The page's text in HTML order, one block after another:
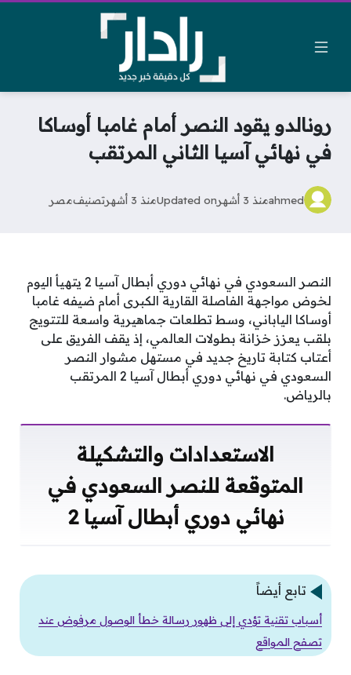
رونالدو يقود النصر أمام غامبا أوساكا
في نهائي آسيا الثاني المرتقب
ahmedمنذ 3 أشهر Updated onمنذ 3 أشهر تصنيفمصر
النصر السعودي في نهائي دوري أبطال آسيا 2 يتهيأ اليوم
لخوض مواجهة الفاصلة القارية الكبرى أمام ضيفه غامبا
أوساكا الياباني، وسط تطلعات جماهيرية واسعة للتتويج
بلقب يعزز خزانة بطولات العالمي، إذ يقف الفريق على
أعتاب كتابة تاريخ جديد في مستهل مشوار النصر
السعودي في نهائي دوري أبطال آسيا 2 المرتقب
بالرياض.
الاستعدادات والتشكيلة
المتوقعة للنصر السعودي في
نهائي دوري أبطال آسيا 2
تابع أيضاً
أسباب تقنية تؤدي إلى ظهور رسالة خطأ الوصول مرفوض عند
تصفح المواقع